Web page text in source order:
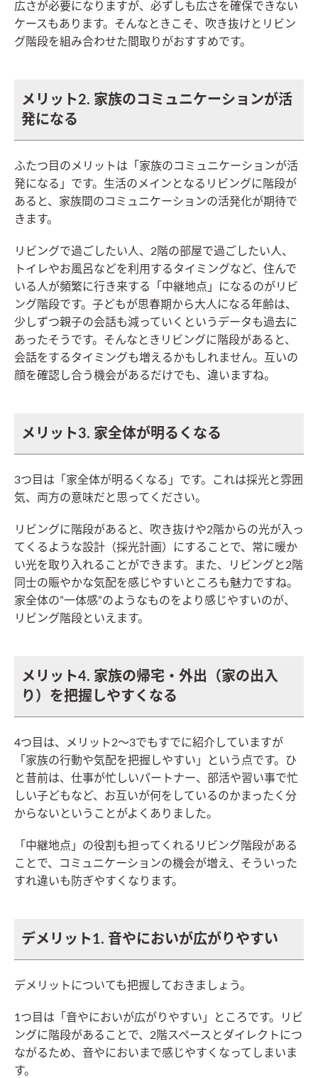
広さが必要になりますが、必ずしも広さを確保できない
ケースもあります。そんなときこそ、吹き抜けとリビン
グ階段を組み合わせた間取りがおすすめです。
メリット2. 家族のコミュニケーションが活
発になる
ふたつ目のメリットは「家族のコミュニケーションが活
発になる」です。生活のメインとなるリビングに階段が
あると、家族間のコミュニケーションの活発化が期待で
きます。
リビングで過ごしたい人、2階の部屋で過ごしたい人、
トイレやお風呂などを利用するタイミングなど、住んで
いる人が頻繁に行き来する「中継地点」になるのがリビ
ング階段です。子どもが思春期から大人になる年齢は、
少しずつ親子の会話も減っていくというデータも過去に
あったそうです。そんなときリビングに階段があると、
会話をするタイミングも増えるかもしれません。互いの
顔を確認し合う機会があるだけでも、違いますね。
メリット3. 家全体が明るくなる
3つ目は「家全体が明るくなる」です。これは採光と雰囲
気、両方の意味だと思ってください。
リビングに階段があると、吹き抜けや2階からの光が入っ
てくるような設計（採光計画）にすることで、常に暖か
い光を取り入れることができます。また、リビングと2階
同士の賑やかな気配を感じやすいところも魅力ですね。
家全体の”一体感”のようなものをより感じやすいのが、
リビング階段といえます。
メリット4. 家族の帰宅・外出（家の出入
り）を把握しやすくなる
4つ目は、メリット2〜3でもすでに紹介していますが
「家族の行動や気配を把握しやすい」という点です。ひ
と昔前は、仕事が忙しいパートナー、部活や習い事で忙
しい子どもなど、お互いが何をしているのかまったく分
からないということがよくありました。
「中継地点」の役割も担ってくれるリビング階段がある
ことで、コミュニケーションの機会が増え、そういった
すれ違いも防ぎやすくなります。
デメリット1. 音やにおいが広がりやすい
デメリットについても把握しておきましょう。
1つ目は「音やにおいが広がりやすい」ところです。リビ
ングに階段があることで、2階スペースとダイレクトにつ
ながるため、音やにおいまで感じやすくなってしまいま
す。